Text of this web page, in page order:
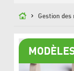
Gestion